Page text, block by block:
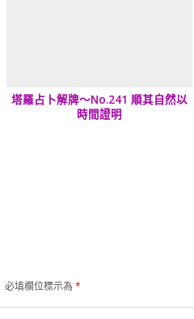
塔羅占卜解牌～No.241 順其自然以
時間證明
必填欄位標示為*